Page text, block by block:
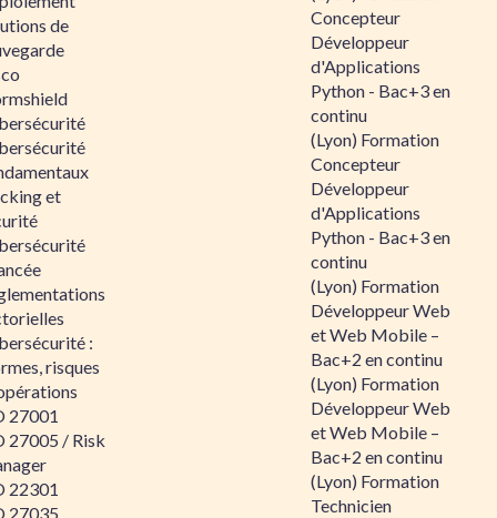
de
et
:
risques
27001
27005 / Risk
22301
27035
Concepteur
Développeur
d'Applications
Python - Bac+3 en
continu
(Lyon) Formation
Concepteur
Développeur
d'Applications
Python - Bac+3 en
continu
(Lyon) Formation
Développeur Web
et Web Mobile –
Bac+2 en continu
(Lyon) Formation
Développeur Web
et Web Mobile –
Bac+2 en continu
(Lyon) Formation
Technicien